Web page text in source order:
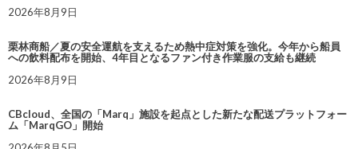
2026年8月9日
栗林商船／夏の安全運航を支えるため熱中症対策を強化。今年から船員
への飲料配布を開始、4年目となるファン付き作業服の支給も継続
2026年8月9日
CBcloud、全国の「Marq」施設を起点とした新たな配送プラットフォー
ム「MarqGO」開始